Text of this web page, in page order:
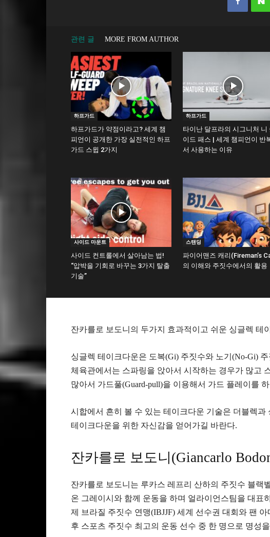
관련 글 MORE FROM AUTHOR
하프가드
하프가드가 약점이라고? 세계 챔
피언이 공개한 가장 실전적인 하프
가드 스윕 2가지
하프가드
타이난 달프라의 시그니처 니
이드 패스 | 세계 챔피언이 반
서 사용하는 이유
사이드 마운트
사이드 컨트롤에서 살아남는 법!
“압박을 기회로 바꾸는 3가지 탈출
기술”
스탠딩
파이어맨즈 캐리(Fireman’s
의 이해와 주짓수에서의 활용
잔카를로 보도니의 두가지 효과적이고 쉬운 싱글렉 테
싱글렉 테이크다운은 도복(Gi) 주짓수와 노기(No-Gi)
체육관에서는 스파링을 앉아서 시작하는 경우가 많고
많아서 가드풀(Guard-pull)을 이용해서 가드 플레이를
시합에서 흔히 볼 수 있는 테이크다운 기술은 더블렉
테이크다운을 위한 자신감을 얻어가길 바란다.
잔카를로 보도니(Giancarlo
잔카를로 보도니는 루카스 레프리 산하의 주짓수 블랙
온 그레이시와 함께 운동을 하며 얼라이언스팀을 대표
제 브라질 주짓수 연맹(IBJJF) 세계 선수권 대회와 팬
후 스포츠 주짓수 최고의 운동 선수 중 한 명으로 명성